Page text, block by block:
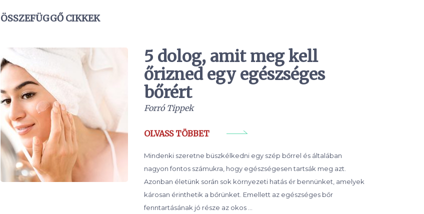
ÖSSZEFÜGGŐ CIKKEK
5 dolog, amit meg kell
őrizned egy egészséges
bőrért
Forró Tippek
OLVASS TÖBBET
Mindenki szeretne büszkélkedni egy szép bőrrel és általában
nagyon fontos számukra, hogy egészségesen tartsák meg azt.
Azonban életünk során sok környezeti hatás ér bennünket, amelyek
károsan érinthetik a bőrünket. Emellett az egészséges bőr
fenntartásának jó része az okos …